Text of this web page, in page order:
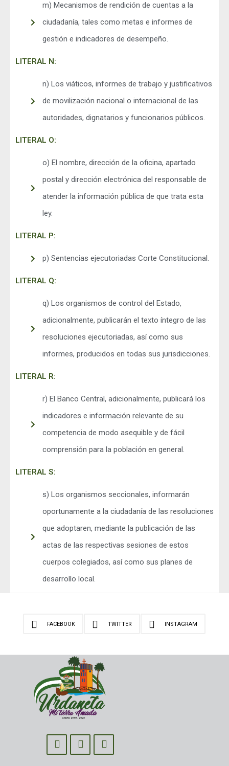
m) Mecanismos de rendición de cuentas a la
ciudadanía, tales como metas e informes de
gestión e indicadores de desempeño.
LITERAL N:
n) Los viáticos, informes de trabajo y justificativos
de movilización nacional o internacional de las
autoridades, dignatarios y funcionarios públicos.
LITERAL O:
o) El nombre, dirección de la oficina, apartado
postal y dirección electrónica del responsable de
atender la información pública de que trata esta
ley.
LITERAL P:
p) Sentencias ejecutoriadas Corte Constitucional.
LITERAL Q:
q) Los organismos de control del Estado,
adicionalmente, publicarán el texto íntegro de las
resoluciones ejecutoriadas, así como sus
informes, producidos en todas sus jurisdicciones.
LITERAL R:
r) El Banco Central, adicionalmente, publicará los
indicadores e información relevante de su
competencia de modo asequible y de fácil
comprensión para la población en general.
LITERAL S:
s) Los organismos seccionales, informarán
oportunamente a la ciudadanía de las resoluciones
que adoptaren, mediante la publicación de las
actas de las respectivas sesiones de estos
cuerpos colegiados, así como sus planes de
desarrollo local.
FACEBOOK TWITTER INSTAGRAM